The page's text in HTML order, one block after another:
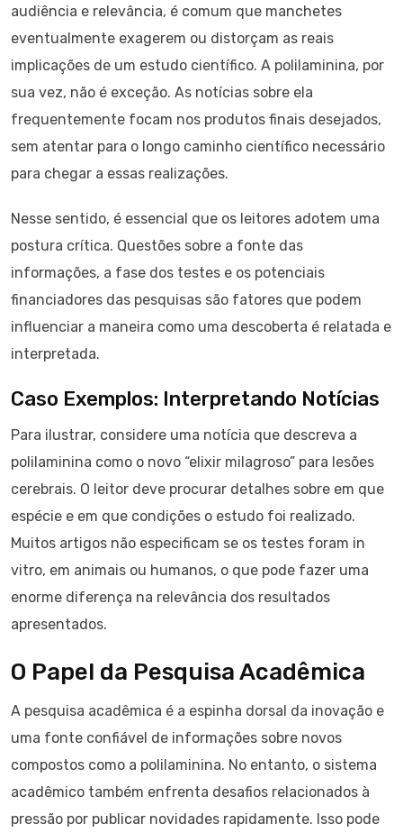
audiência e relevância, é comum que manchetes
eventualmente exagerem ou distorçam as reais
implicações de um estudo científico. A polilaminina, por
sua vez, não é exceção. As notícias sobre ela
frequentemente focam nos produtos finais desejados,
sem atentar para o longo caminho científico necessário
para chegar a essas realizações.
Nesse sentido, é essencial que os leitores adotem uma
postura crítica. Questões sobre a fonte das
informações, a fase dos testes e os potenciais
financiadores das pesquisas são fatores que podem
influenciar a maneira como uma descoberta é relatada e
interpretada.
Caso Exemplos: Interpretando Notícias
Para ilustrar, considere uma notícia que descreva a
polilaminina como o novo “elixir milagroso” para lesões
cerebrais. O leitor deve procurar detalhes sobre em que
espécie e em que condições o estudo foi realizado.
Muitos artigos não especificam se os testes foram in
vitro, em animais ou humanos, o que pode fazer uma
enorme diferença na relevância dos resultados
apresentados.
O Papel da Pesquisa Acadêmica
A pesquisa acadêmica é a espinha dorsal da inovação e
uma fonte confiável de informações sobre novos
compostos como a polilaminina. No entanto, o sistema
acadêmico também enfrenta desafios relacionados à
pressão por publicar novidades rapidamente. Isso pode